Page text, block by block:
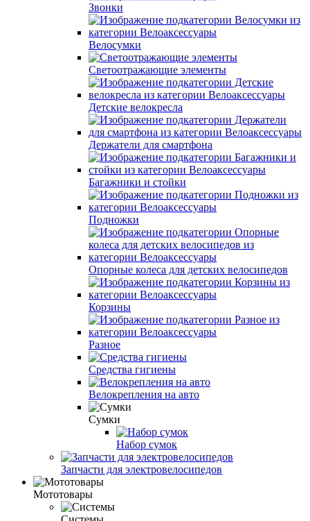
Звонки
Велосумки
Светоотражающие элементы
Детские велокресла
Держатели для смартфона
Багажники и стойки
Подножки
Опорные колеса для детских велосипедов
Корзины
Разное
Средства гигиены
Велокрепления на авто
Сумки
Набор сумок
Запчасти для электровелосипедов
Мототовары